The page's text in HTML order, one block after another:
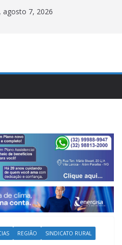
agosto 7, 2026
REGIÃO SINDICATO RURAL